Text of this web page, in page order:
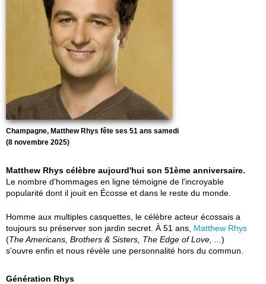
Champagne, Matthew Rhys fête ses 51 ans samedi
(8 novembre 2025)
Matthew Rhys célèbre aujourd'hui son 51ème anniversaire.
Le nombre d'hommages en ligne témoigne de l'incroyable
popularité dont il jouit en Écosse et dans le reste du monde.
Homme aux multiples casquettes, le célèbre acteur écossais a
toujours su préserver son jardin secret. À 51 ans, Matthew Rhys
(The Americans, Brothers & Sisters, The Edge of Love, ... )
s'ouvre enfin et nous révèle une personnalité hors du commun.
Génération Rhys